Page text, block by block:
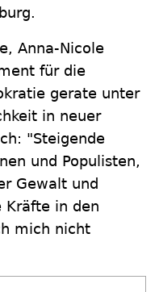
Anna-Nicole
für die
gerate unter
in neuer
"Steigende
und Populisten,
Gewalt und
Kräfte in den
mich nicht